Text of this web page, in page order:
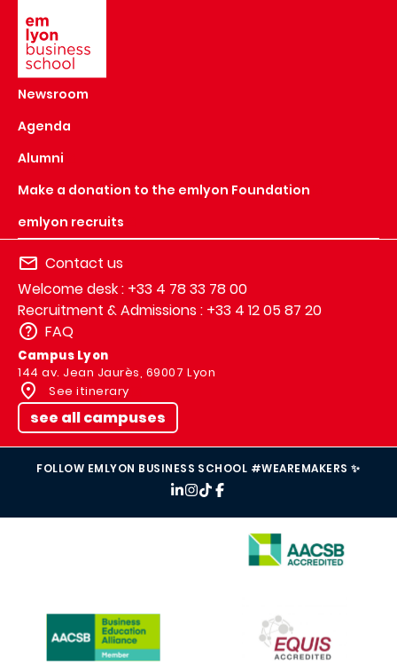
Newsroom
Agenda
Alumni
Make a donation to the emlyon Foundation
emlyon recruits
Contact us
Welcome desk : +33 4 78 33 78 00
Recruitment & Admissions : +33 4 12 05 87 20
FAQ
Campus Lyon
144 av. Jean Jaurès, 69007 Lyon
See itinerary
see all campuses
FOLLOW EMLYON BUSINESS SCHOOL #WEAREMAKERS ✨